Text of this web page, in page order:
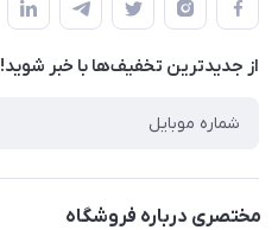
لیست محصولات
درباره ما
قوانین و مقرارت
حریم خصوصی
راهنما
از جدید‌ترین تخفیف‌ها با‌ خبر شوید!
مختصری درباره فروشگاه